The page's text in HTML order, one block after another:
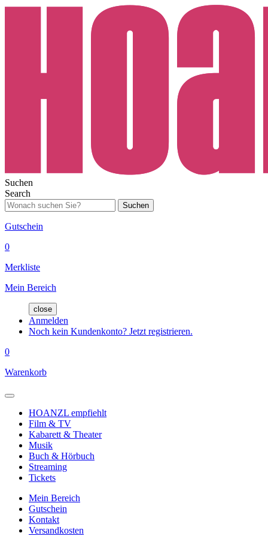
Suchen
Search
Suchen
Gutschein
0
Merkliste
Mein Bereich
close
Anmelden
Noch kein Kundenkonto? Jetzt registrieren.
0
Warenkorb
HOANZL empfiehlt
Film & TV
Kabarett & Theater
Musik
Buch & Hörbuch
Streaming
Tickets
Mein Bereich
Gutschein
Kontakt
Versandkosten